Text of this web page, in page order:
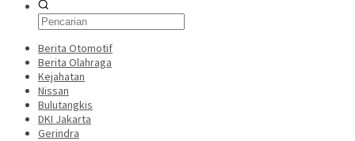
Berita Otomotif
Berita Olahraga
Kejahatan
Nissan
Bulutangkis
DKI Jakarta
Gerindra